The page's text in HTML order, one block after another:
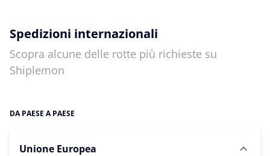
Spedizioni internazionali
Scopra alcune delle rotte più richieste su
Shiplemon
DA PAESE A PAESE
Unione Europea